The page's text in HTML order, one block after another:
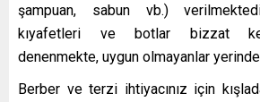
şampuan, sabun vb.)
kıyafetleri ve botlar bizzat
denenmekte, uygun olmayanlar
Berber ve terzi ihtiyacınız için